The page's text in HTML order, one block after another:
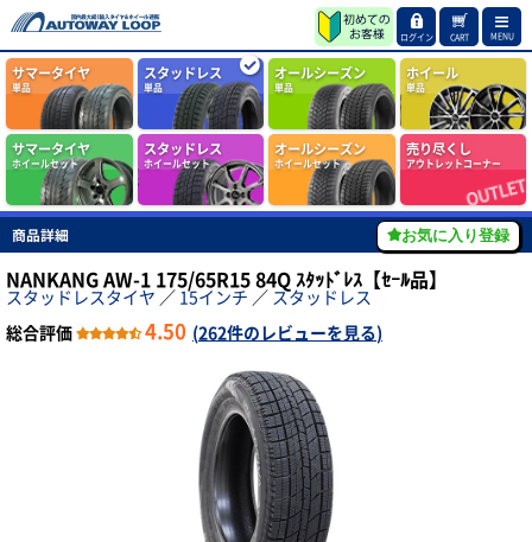
ログイン CART MENU
サマータイヤ
単品
スタッドレス
単品
オールシーズン
単品
ホイール
単品
サマータイヤ
ホイールセット
スタッドレス
ホイールセット
オールシーズン
ホイールセット
売り尽くし
アウトレットコーナー
商品詳細 お気に入り登録
NANKANG AW-1 175/65R15 84Q ｽﾀｯﾄﾞﾚｽ【ｾｰﾙ品】
スタッドレスタイヤ ／ 15インチ ／ スタッドレス
総合評価
4.50 (262件のレビューを見る)